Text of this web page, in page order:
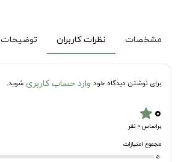
مشخصات نظرات کاربران توضیحات
برای نوشتن دیدگاه خود وارد حساب کاربری شوید.
۰star
براساس 0 نفر
مجموع امتیازات
5